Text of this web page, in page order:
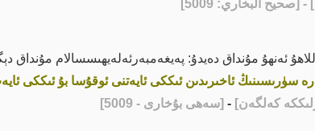
البخاري: 5009]
ئەنھۇ مۇنداق دەيدۇ: پەيغەمبەرئەلەيھىسسالام مۇنداق
سۈرىسىنىڭ ئاخىرىدىن ئىككى ئايەتنى ئوقۇسا بۇ ئىككى
كەلگەن] - [سەھى بۇخارى - 5009]